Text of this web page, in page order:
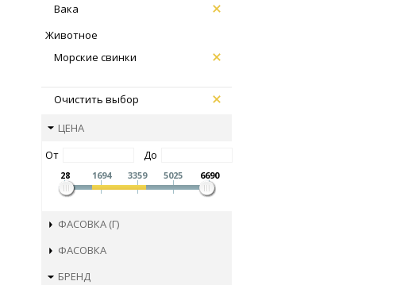
Вака
Животное
Морские свинки
Очистить выбор
ЦЕНА
От
До
28 1694 3359 5025 6690
ФАСОВКА (Г)
ФАСОВКА
БРЕНД